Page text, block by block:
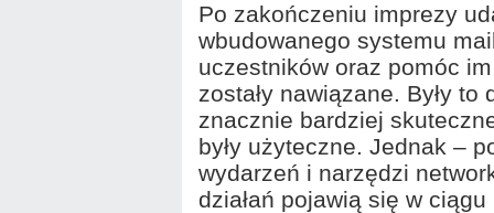
Po zakończeniu imprezy
wbudowanego systemu
uczestników oraz pomóc
zostały nawiązane. Były
znacznie bardziej
były użyteczne. Jednak –
wydarzeń i narzędzi
działań pojawią się w